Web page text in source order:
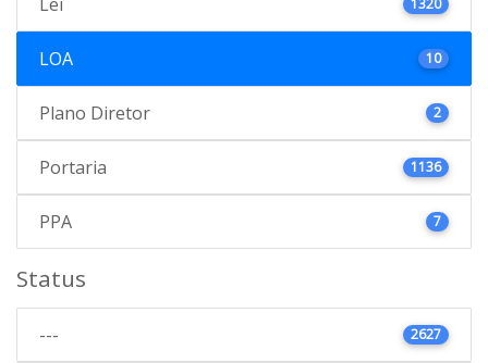
LOA 10
Plano Diretor 2
Portaria 1136
PPA 7
Status
--- 2627